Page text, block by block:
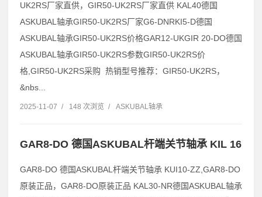
UK2RS厂家直供，GIR50-UK2RS厂家直供 KAL40德国
ASKUBAL轴承GIR50-UK2RS厂家G6-DNRKI5-D德国
ASKUBAL轴承GIR50-UK2RS价格GAR12-UKGIR 20-DO德国
ASKUBAL轴承GIR50-UK2RS参数GIR50-UK2RS价
格,GIR50-UK2RS采购 热销型号推荐：GIR50-UK2RS，
&nbs...
2025-11-07 / 148 次浏览 / ASKUBAL轴承
GAR8-DO 德国ASKUBAL杆端关节轴承 KIL 16
GAR8-DO 德国ASKUBAL杆端关节轴承 KUI10-ZZ,GAR8-DO
原装正品，GAR8-DO原装正品 KAL30-NR德国ASKUBAL轴承